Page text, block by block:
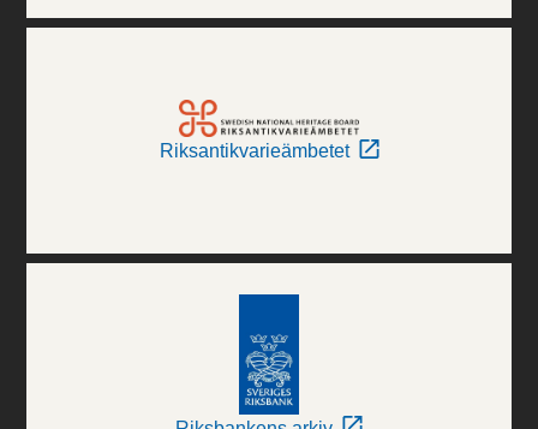
Riksantikvarieämbetet